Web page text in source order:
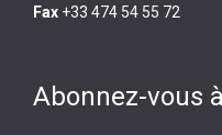
Fax +33 474 54 55 72
Abonnez-vous